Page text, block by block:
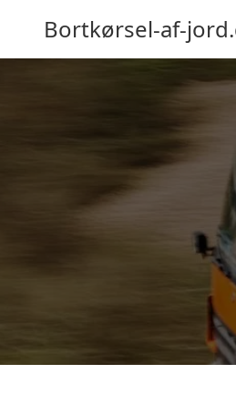
Bortkørsel-af-